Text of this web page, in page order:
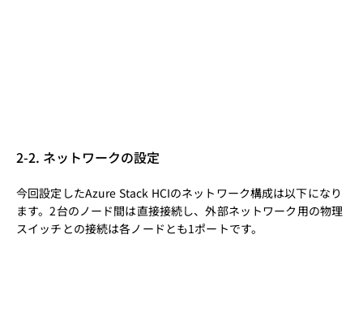
2-2. ネットワークの設定
今回設定したAzure Stack HCIのネットワーク構成は以下になり
ます。2台のノード間は直接接続し、外部ネットワーク用の物理
スイッチとの接続は各ノードとも1ポートです。